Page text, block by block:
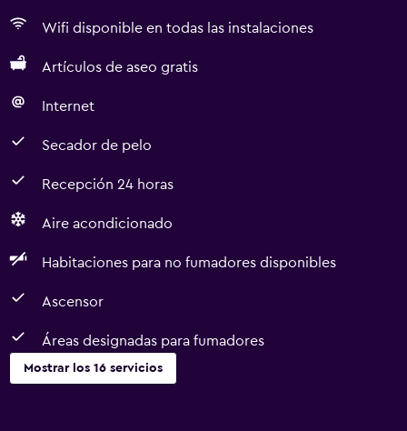
Wifi disponible en todas las instalaciones
Artículos de aseo gratis
Internet
Secador de pelo
Recepción 24 horas
Aire acondicionado
Habitaciones para no fumadores disponibles
Ascensor
Áreas designadas para fumadores
Mostrar los 16 servicios